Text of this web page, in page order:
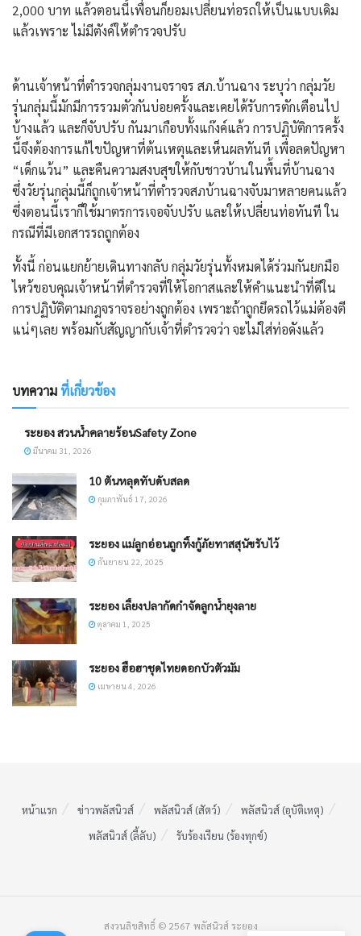
2,000 บาท แล้วตอนนี้เพื่อนก็ยอมเปลี่ยนท่อรถให้เป็นแบบเดิม
แล้วเพราะ ไม่มีตังค์ให้ตำรวจปรับ
​ด้านเจ้าหน้าที่ตำรวจกลุ่มงานจราจร สภ.บ้านฉาง ระบุว่า กลุ่มวัย
รุ่นกลุ่มนี้มักมีการรวมตัวกันบ่อยครั้งและเคยได้รับการตักเตือนไป
บ้างแล้ว และก็จับปรับ กันมาเกือบทั้งแก๊งค์แล้ว การปฏิบัติการครั้ง
นี้จึงต้องการแก้ไขปัญหาที่ต้นเหตุและเห็นผลทันที เพื่อลดปัญหา
“เด็กแว้น” และคืนความสงบสุขให้กับชาวบ้านในพื้นที่บ้านฉาง
ซึ่งวัยรุ่นกลุ่มนี้ก็ถูกเจ้าหน้าที่ตำรวจสภบ้านฉางจับมาหลายคนแล้ว
ซึ่งตอนนี้เราก็ใช้มาตรการเจอจับปรับ และให้เปลี่ยนท่อทันที ใน
กรณีที่มีเอกสารรถถูกต้อง
​ทั้งนี้ ก่อนแยกย้ายเดินทางกลับ กลุ่มวัยรุ่นทั้งหมดได้ร่วมกันยกมือ
ไหว้ขอบคุณเจ้าหน้าที่ตำรวจที่ให้โอกาสและให้คำแนะนำที่ดีใน
การปฏิบัติตามกฎจราจรอย่างถูกต้อง เพราะถ้าถูกยึดรถไว้แม่ต้องตี
แน่ๆเลย พร้อมกับสัญญากับเจ้าที่ตำรวจว่า จะไม่ใส่ท่อดังแล้ว
บทความที่เกี่ยวข้อง
ระยอง สวนน้ำคลายร้อนSafety Zone
มีนาคม 31, 2026
10 ตันหลุดทับดับสลด
กุมภาพันธ์ 17, 2026
ระยอง แม่ลูกอ่อนถูกทิ้งกู้ภัยทาสสุนัขรับไว้
กันยายน 22, 2025
ระยอง เลี้ยงปลากัดกำจัดลูกน้ำยุงลาย
ตุลาคม 1, 2025
ระยอง ​ฮือฮาชุดไทยดอกบัวตัวมัม
เมษายน 4, 2026
หน้าแรก ข่าวพลัสนิวส์ พลัสนิวส์ (สัตว์)
พลัสนิวส์ (อุบัติเหตุ)
พลัสนิวส์ (ลี้ลับ)
รับร้องเรียน (ร้องทุกข์)
สงวนลิขสิทธิ์ © 2567 พลัสนิวส์ ระยอง